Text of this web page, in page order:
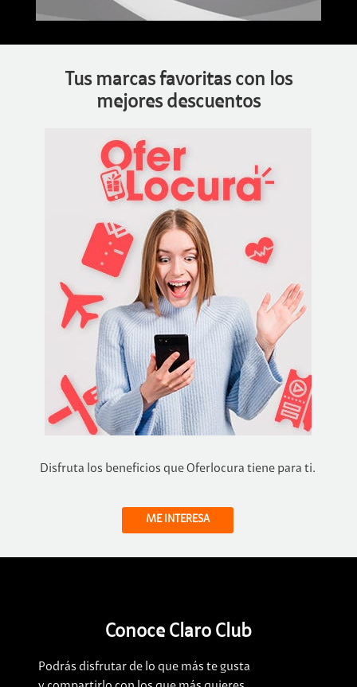
Tus marcas favoritas con los
mejores descuentos
Disfruta los beneficios que Oferlocura tiene para ti.
ME INTERESA
Conoce Claro Club
Podrás disfrutar de lo que más te gusta